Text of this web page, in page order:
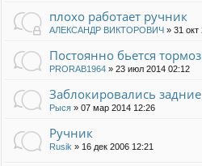
плохо работает ручник
АЛЕКСАНДР ВИКТОРОВИЧ » 31 окт
Постоянно бьется
PRORAB1964 » 23 июл 2014 02:12
Заблокировались
Рыся » 07 мар 2014 12:26
Ручник
Rusik » 16 дек 2006 12:21